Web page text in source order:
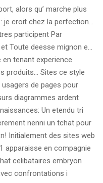
alors qu’ marche plus
je croit chez la perfection…
participent Par
Toute deesse mignon e…
tenant experience
produits… Sites ce style
usagers de pages pour
diagrammes ardent
Un etendu tri
nenni un tchat pour
Initialement des sites web
apparaisse en compagnie
celibataires embryon
confrontations i